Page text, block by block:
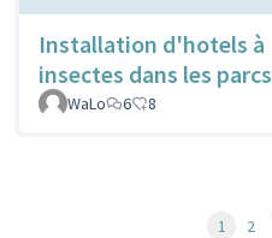
Installation d'hotels à
insectes dans les parcs
WaLo
6 8
1 2